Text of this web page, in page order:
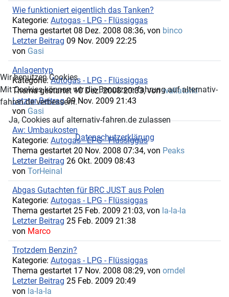
Wie funktioniert eigentlich das Tanken?
Kategorie: Autogas - LPG - Flüssiggas
Thema gestartet 08 Dez. 2008 08:36, von binco
Letzter Beitrag 09 Nov. 2009 22:25
von Gasi
Anlagentyp
Kategorie:Autogas - LPG - Flüssiggas
Thema gestartet 10 Dez. 2008 20:33, vonwallatorki
Letzter Beitrag09 Nov. 2009 21:43
von Gasi
Aw: Umbaukosten
Kategorie: Autogas - LPG - Flüssiggas
Thema gestartet 20 Nov. 2008 07:34, von Peaks
Letzter Beitrag 26 Okt. 2009 08:43
von TorHeinal
Abgas Gutachten für BRC JUST aus Polen
Kategorie: Autogas - LPG - Flüssiggas
Thema gestartet 25 Feb. 2009 21:03, von la-la-la
Letzter Beitrag 25 Feb. 2009 21:38
von Marco
Trotzdem Benzin?
Kategorie: Autogas - LPG - Flüssiggas
Thema gestartet 17 Nov. 2008 08:29, von orndel
Letzter Beitrag 25 Feb. 2009 20:49
von la-la-la
Wir benutzen Cookies
Mit Cookies können wir die Benutzererfahrung auf alternativ-
fahren.de verbessern.
Ja, Cookies auf alternativ-fahren.de zulassen
Datenschutzerklärung